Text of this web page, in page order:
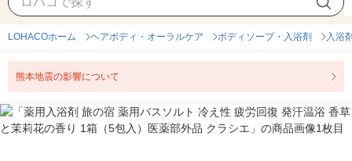
LOHACOホーム ヘアボディ・オーラルケア ボディソープ・入浴剤 入浴
熊本地震の影響について